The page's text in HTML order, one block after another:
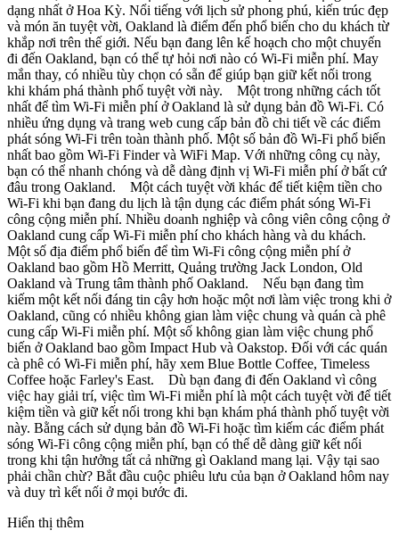
dạng nhất ở Hoa Kỳ. Nổi tiếng với lịch sử phong phú, kiến trúc đẹp
và món ăn tuyệt vời, Oakland là điểm đến phổ biến cho du khách từ
khắp nơi trên thế giới. Nếu bạn đang lên kế hoạch cho một chuyến
đi đến Oakland, bạn có thể tự hỏi nơi nào có Wi-Fi miễn phí. May
mắn thay, có nhiều tùy chọn có sẵn để giúp bạn giữ kết nối trong
khi khám phá thành phố tuyệt vời này. Một trong những cách tốt
nhất để tìm Wi-Fi miễn phí ở Oakland là sử dụng bản đồ Wi-Fi. Có
nhiều ứng dụng và trang web cung cấp bản đồ chi tiết về các điểm
phát sóng Wi-Fi trên toàn thành phố. Một số bản đồ Wi-Fi phổ biến
nhất bao gồm Wi-Fi Finder và WiFi Map. Với những công cụ này,
bạn có thể nhanh chóng và dễ dàng định vị Wi-Fi miễn phí ở bất cứ
đâu trong Oakland. Một cách tuyệt vời khác để tiết kiệm tiền cho
Wi-Fi khi bạn đang du lịch là tận dụng các điểm phát sóng Wi-Fi
công cộng miễn phí. Nhiều doanh nghiệp và công viên công cộng ở
Oakland cung cấp Wi-Fi miễn phí cho khách hàng và du khách.
Một số địa điểm phổ biến để tìm Wi-Fi công cộng miễn phí ở
Oakland bao gồm Hồ Merritt, Quảng trường Jack London, Old
Oakland và Trung tâm thành phố Oakland. Nếu bạn đang tìm
kiếm một kết nối đáng tin cậy hơn hoặc một nơi làm việc trong khi ở
Oakland, cũng có nhiều không gian làm việc chung và quán cà phê
cung cấp Wi-Fi miễn phí. Một số không gian làm việc chung phổ
biến ở Oakland bao gồm Impact Hub và Oakstop. Đối với các quán
cà phê có Wi-Fi miễn phí, hãy xem Blue Bottle Coffee, Timeless
Coffee hoặc Farley's East. Dù bạn đang đi đến Oakland vì công
việc hay giải trí, việc tìm Wi-Fi miễn phí là một cách tuyệt vời để tiết
kiệm tiền và giữ kết nối trong khi bạn khám phá thành phố tuyệt vời
này. Bằng cách sử dụng bản đồ Wi-Fi hoặc tìm kiếm các điểm phát
sóng Wi-Fi công cộng miễn phí, bạn có thể dễ dàng giữ kết nối
trong khi tận hưởng tất cả những gì Oakland mang lại. Vậy tại sao
phải chần chừ? Bắt đầu cuộc phiêu lưu của bạn ở Oakland hôm nay
và duy trì kết nối ở mọi bước đi.
Hiển thị thêm